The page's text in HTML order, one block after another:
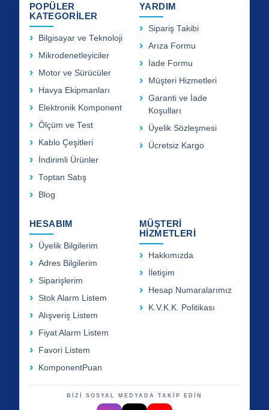
POPÜLER
KATEGORİLER
Bilgisayar ve Teknoloji
Mikrodenetleyiciler
Motor ve Sürücüler
Havya Ekipmanları
Elektronik Komponent
Ölçüm ve Test
Kablo Çeşitleri
İndirimli Ürünler
Toptan Satış
Blog
YARDIM
Sipariş Takibi
Arıza Formu
İade Formu
Müşteri Hizmetleri
Garanti ve İade
Koşulları
Üyelik Sözleşmesi
Ücretsiz Kargo
HESABIM
Üyelik Bilgilerim
Adres Bilgilerim
Siparişlerim
Stok Alarm Listem
Alışveriş Listem
Fiyat Alarm Listem
Favori Listem
KomponentPuan
MÜŞTERİ
HİZMETLERİ
Hakkımızda
İletişim
Hesap Numaralarımız
K.V.K.K. Politikası
BİZİ SOSYAL MEDYADA TAKİP EDİN